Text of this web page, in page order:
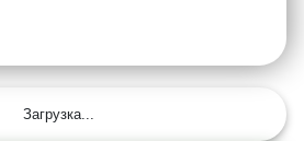
Загрузка...